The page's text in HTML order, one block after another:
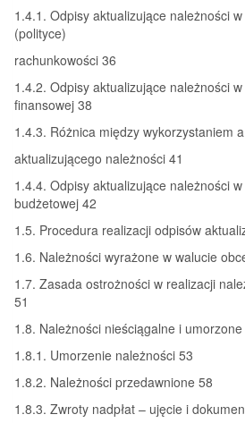
1.4.1. Odpisy aktualizujące należności
(polityce)
rachunkowości 36
1.4.2. Odpisy aktualizujące należności
finansowej 38
1.4.3. Różnica między wykorzystaniem
aktualizującego należności 41
1.4.4. Odpisy aktualizujące należności
budżetowej 42
1.5. Procedura realizacji odpisów
1.6. Należności wyrażone w walucie
1.7. Zasada ostrożności w realizacji
51
1.8. Należności nieściągalne i umorzone
1.8.1. Umorzenie należności 53
1.8.2. Należności przedawnione 58
1.8.3. Zwroty nadpłat – ujęcie i